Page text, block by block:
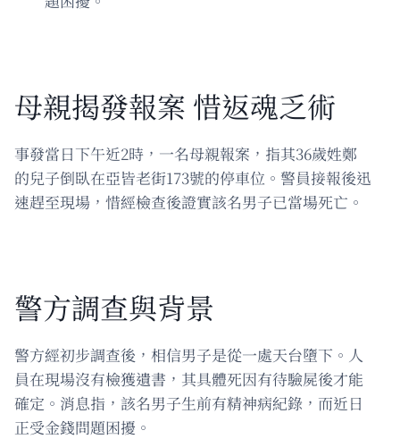
母親揭發報案 惜返魂乏術
事發當日下午近2時，一名母親報案，指其36歲姓鄭
的兒子倒臥在亞皆老街173號的停車位。警員接報後迅
速趕至現場，惜經檢查後證實該名男子已當場死亡。
警方調查與背景
警方經初步調查後，相信男子是從一處天台墮下。人
員在現場沒有檢獲遺書，其具體死因有待驗屍後才能
確定。消息指，該名男子生前有精神病紀錄，而近日
正受金錢問題困擾。